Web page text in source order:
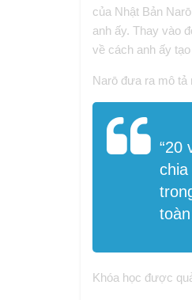
của Nhật Bản
anh ấy. Thay vào
về cách anh ấy
Narō đưa ra mô tả
“20
Khóa học được